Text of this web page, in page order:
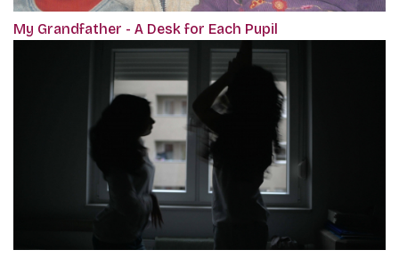
My Grandfather - A Desk for Each Pupil